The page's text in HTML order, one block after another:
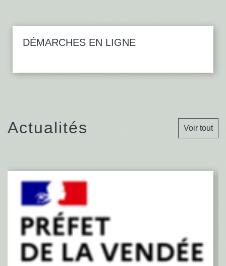
DÉMARCHES EN LIGNE
Actualités Voir tout